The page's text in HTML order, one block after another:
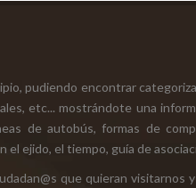
pudiendo encontrar
etc... mostrándote una
de autobús, formas de
ejido, el tiempo, guía de
que quieran visitarnos